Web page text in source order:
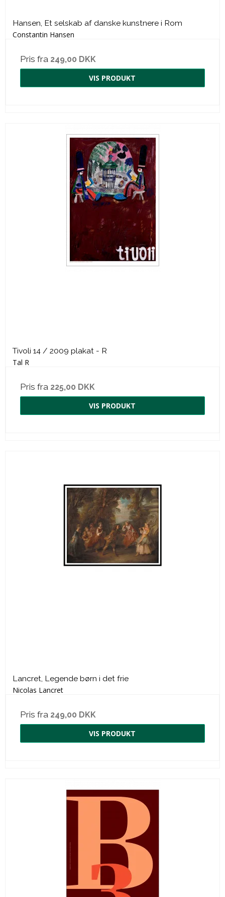
Hansen, Et selskab af danske kunstnere i Rom
Constantin Hansen
Pris fra 249,00 DKK
VIS PRODUKT
Tivoli 14 / 2009 plakat - R
Tal R
Pris fra 225,00 DKK
VIS PRODUKT
Lancret, Legende børn i det frie
Nicolas Lancret
Pris fra 249,00 DKK
VIS PRODUKT